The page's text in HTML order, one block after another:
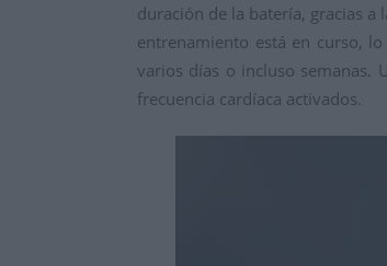
duración de la batería, gracias a
entrenamiento está en curso,
varios días o incluso semanas.
frecuencia cardíaca activados.